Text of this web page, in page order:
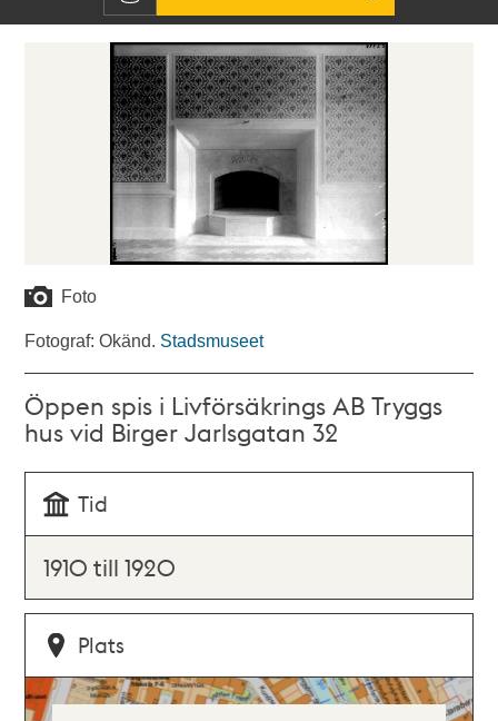
Foto
Fotograf: Okänd. Stadsmuseet
Öppen spis i Livförsäkrings AB Tryggs
hus vid Birger Jarlsgatan 32
Tid
1910 till 1920
Plats